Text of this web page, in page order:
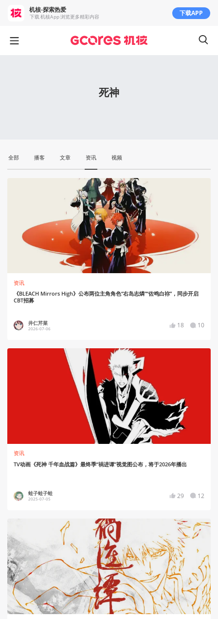
死神
全部 播客 文章 资讯 视频
资讯
《BLEACH Mirrors High》公布两位主角角色“右岛志燐”“佐鸣白祢”，同步开启
CBT招募
井仁芹菜
2026-07-06 18 10
资讯
TV动画《死神 千年血战篇》最终季“祸进谭”视觉图公布，将于2026年播出
蛙子蛙子蛙
2025-07-05 29 12
机核-探索热爱
下载 机核App 浏览更多精彩内容 下载APP